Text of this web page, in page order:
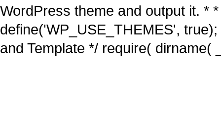
WordPress theme and output it. *
define('WP_USE_THEMES',
and Template */ require( dirname(